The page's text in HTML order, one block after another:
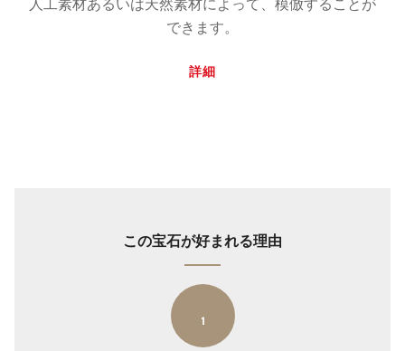
人工素材あるいは天然素材によって、模倣することが
できます。
詳細
この宝石が好まれる理由
1